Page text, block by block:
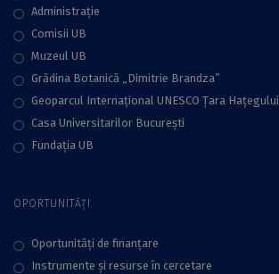
Administraţie
Comisii UB
Muzeul UB
Grădina Botanică „Dimitrie Brandza”
Geoparcul Internațional UNESCO Țara Hațegului
Casa Universitarilor București
Fundaţia UB
OPORTUNITĂȚI
Oportunități de finanțare
Instrumente și resurse în cercetare